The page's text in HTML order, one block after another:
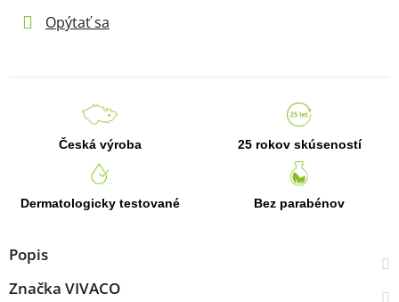
Opýtať sa
Česká výroba 25 rokov skúseností
Dermatologicky testované Bez parabénov
Popis
Značka VIVACO